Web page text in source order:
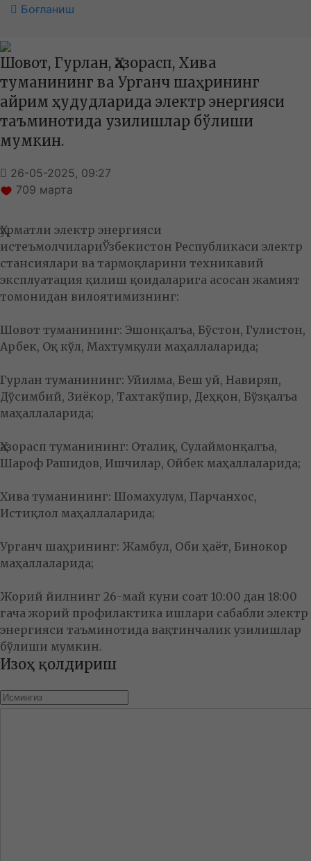
Боғланиш
Шовот, Гурлан, Ҳазорасп, Хива
туманининг ва Урганч шаҳрининг
айрим ҳудудларида электр энергияси
таъминотида узилишлар бўлиши
мумкин.
26-05-2025, 09:27
709 марта
Ҳурматли электр энергияси
истеъмолчилариЎзбекистон Республикаси электр
стансиялари ва тармоқларини техникавий
эксплуатация қилиш қоидаларига асосан жамият
томонидан вилоятимизнинг:
Шовот туманининг: Эшонқалъа, Бўстон, Гулистон,
Арбек, Оқ кўл, Махтумқули маҳаллаларида;
Гурлан туманининг: Уйилма, Беш уй, Навиряп,
Дўсимбий, Зиёкор, Тахтакўпир, Деҳқон, Бўзқалъа
маҳаллаларида;
Ҳазорасп туманининг: Оталиқ, Сулаймонқалъа,
Шароф Рашидов, Ишчилар, Ойбек маҳаллаларида;
Хива туманининг: Шомахулум, Парчанхос,
Истиқлол маҳаллаларида;
Урганч шаҳрининг: Жамбул, Оби ҳаёт, Бинокор
маҳаллаларида;
Жорий йилнинг 26-май куни соат 10:00 дан 18:00
гача жорий профилактика ишлари сабабли электр
энергияси таъминотида вақтинчалик узилишлар
бўлиши мумкин.
Изоҳ қолдириш